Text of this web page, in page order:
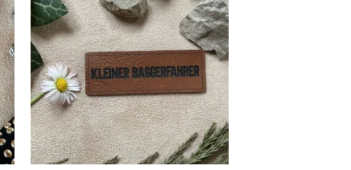
Add to
wishlist